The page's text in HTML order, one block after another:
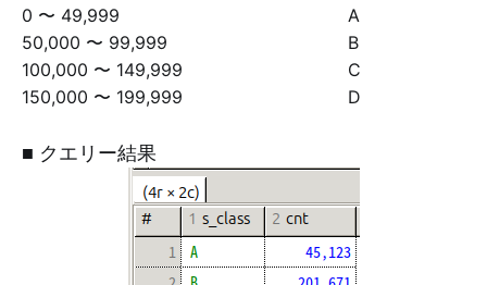
0 〜 49,999
A
50,000 〜 99,999
B
100,000 〜 149,999
C
150,000 〜 199,999
D
■ クエリー結果